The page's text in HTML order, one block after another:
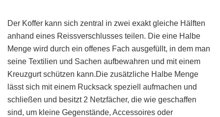
Der Koffer kann sich zentral in zwei exakt gleiche Hälften
anhand eines Reissverschlusses teilen. Die eine Halbe
Menge wird durch ein offenes Fach ausgefüllt, in dem man
seine Textilien und Sachen aufbewahren und mit einem
Kreuzgurt schützen kann.Die zusätzliche Halbe Menge
lässt sich mit einem Rucksack speziell aufmachen und
schließen und besitzt 2 Netzfächer, die wie geschaffen
sind, um kleine Gegenstände, Accessoires oder